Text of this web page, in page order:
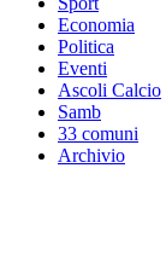
Economia
Politica
Eventi
Ascoli Calcio
Samb
33 comuni
Archivio